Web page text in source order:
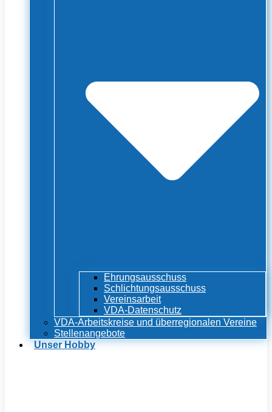
Ehrungsausschuss
Schlichtungsausschuss
Vereinsarbeit
VDA-Datenschutz
VDA-Arbeitskreise und überregionalen Vereine
Stellenangebote
Unser Hobby